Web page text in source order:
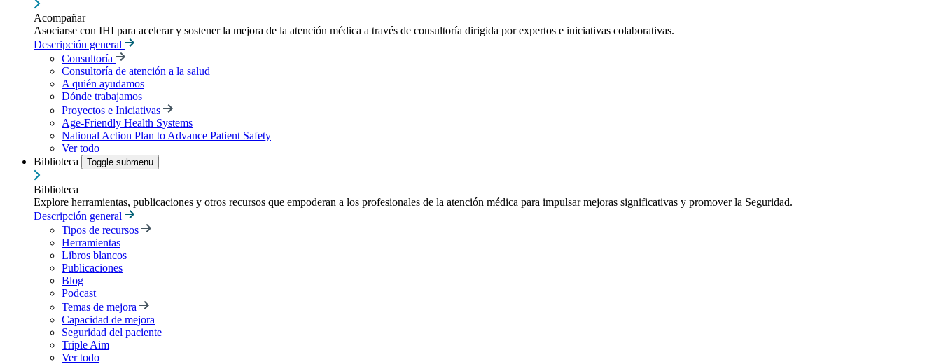
Acompañar
Asociarse con IHI para acelerar y sostener la mejora de la atención médica a través de consultoría dirigida por expertos e iniciativas colaborativas.
Descripción general
Consultoría
Consultoría de atención a la salud
A quién ayudamos
Dónde trabajamos
Proyectos e Iniciativas
Age-Friendly Health Systems
National Action Plan to Advance Patient Safety
Ver todo
Biblioteca
Toggle submenu
Biblioteca
Explore herramientas, publicaciones y otros recursos que empoderan a los profesionales de la atención médica para impulsar mejoras significativas y promover la Seguridad.
Descripción general
Tipos de recursos
Herramientas
Libros blancos
Publicaciones
Blog
Podcast
Temas de mejora
Capacidad de mejora
Seguridad del paciente
Triple Aim
Ver todo